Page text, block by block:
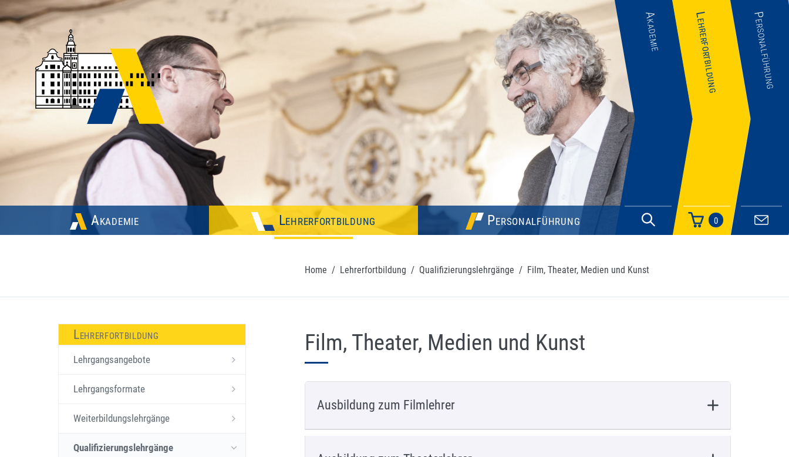
Akademie Lehrerfortbildung Personalführung 0
Akademie Lehrerfortbildung Personalführung
Home / Lehrerfortbildung / Qualifizierungslehrgänge / Film, Theater, Medien und Kunst
Lehrerfortbildung
Lehrgangsangebote
Lehrgangsformate
Weiterbildungslehrgänge
Qualifizierungslehrgänge
Film, Theater, Medien und Kunst
Ausbildung zum Filmlehrer